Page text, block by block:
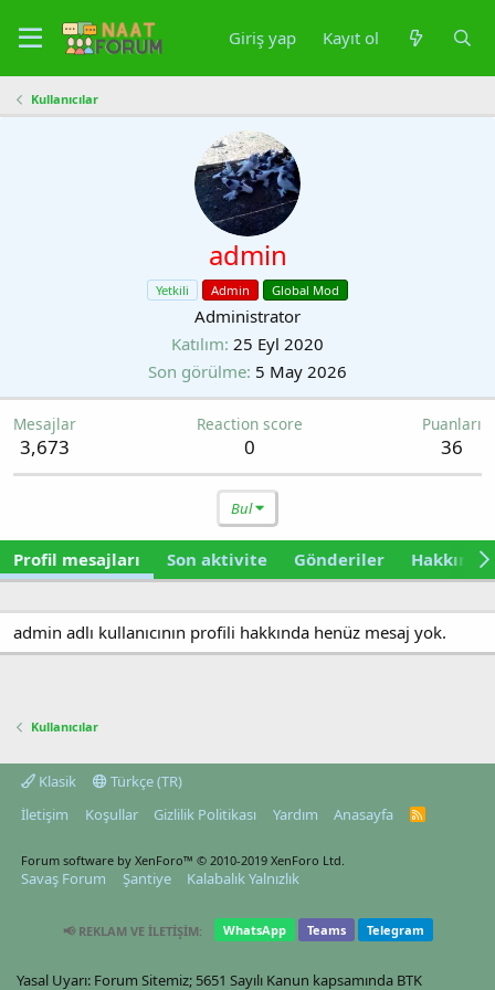
Giriş yap Kayıt ol
Kullanıcılar
admin
Yetkili Admin Global Mod
Administrator
Katılım 25 Eyl 2020
Son görülme 5 May 2026
Mesajlar
3,673
Reaction score
0
Puanları
36
Bul
Profil mesajları Son aktivite Gönderiler Hakkında
admin adlı kullanıcının profili hakkında henüz mesaj yok.
Kullanıcılar
Klasik
Türkçe (TR)
İletişim
Koşullar Gizlilik Politikası Yardım Anasayfa
R
Forum software by XenForo™ © 2010-2019 XenForo Ltd.
Savaş Forum Şantiye Kalabalık Yalnızlık
📢 REKLAM VE İLETİŞİM: WhatsApp Teams Telegram
Yasal Uyarı: Forum Sitemiz; 5651 Sayılı Kanun kapsamında BTK